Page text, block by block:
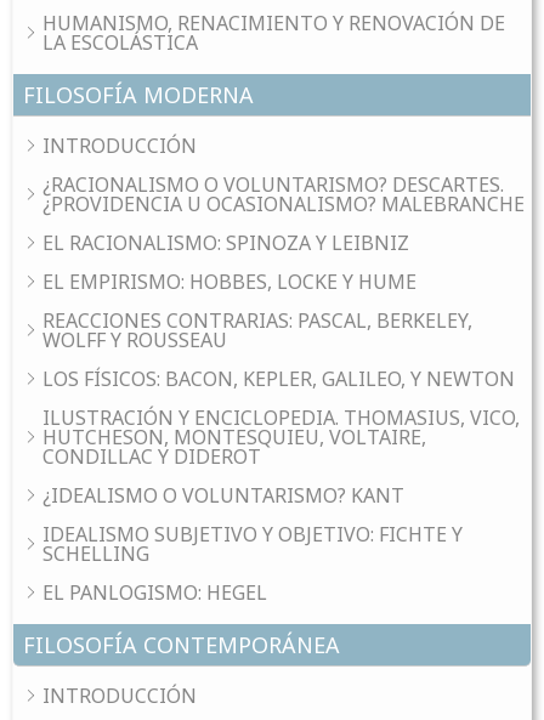
HUMANISMO, RENACIMIENTO Y RENOVACIÓN DE
LA ESCOLÁSTICA
FILOSOFÍA MODERNA
INTRODUCCIÓN
¿RACIONALISMO O VOLUNTARISMO? DESCARTES.
¿PROVIDENCIA U OCASIONALISMO? MALEBRANCHE
EL RACIONALISMO: SPINOZA Y LEIBNIZ
EL EMPIRISMO: HOBBES, LOCKE Y HUME
REACCIONES CONTRARIAS: PASCAL, BERKELEY,
WOLFF Y ROUSSEAU
LOS FÍSICOS: BACON, KEPLER, GALILEO, Y NEWTON
ILUSTRACIÓN Y ENCICLOPEDIA. THOMASIUS, VICO,
HUTCHESON, MONTESQUIEU, VOLTAIRE,
CONDILLAC Y DIDEROT
¿IDEALISMO O VOLUNTARISMO? KANT
IDEALISMO SUBJETIVO Y OBJETIVO: FICHTE Y
SCHELLING
EL PANLOGISMO: HEGEL
FILOSOFÍA CONTEMPORÁNEA
INTRODUCCIÓN